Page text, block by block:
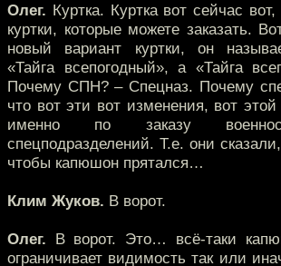
Олег. Куртка. Куртка вот сейчас
куртки, которые можете заказать.
новый вариант куртки, он
«Тайга всепогодный», а «Тайга
Почему СПН? – Спецназ. Почему
что вот эти вот изменения, вот этой
именно по заказу
спецподразделений. Т.е. они
чтобы капюшон прятался…
Клим Жуков. В ворот.
Олег. В ворот. Это… всё-таки
ограничивает видимость так или